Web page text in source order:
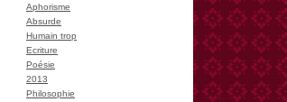
Aphorisme
Absurde
Humain trop
Ecriture
Poésie
2013
Philosophie